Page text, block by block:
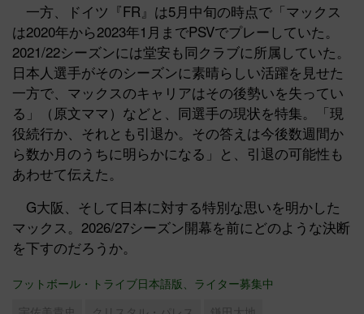
一方、ドイツ『FR』は5月中旬の時点で「マックス
は2020年から2023年1月までPSVでプレーしていた。
2021/22シーズンには堂安も同クラブに所属していた。
日本人選手がそのシーズンに素晴らしい活躍を見せた
一方で、マックスのキャリアはその後勢いを失ってい
る」（原文ママ）などと、同選手の現状を特集。「現
役続行か、それとも引退か。その答えは今後数週間か
ら数か月のうちに明らかになる」と、引退の可能性も
あわせて伝えた。
G大阪、そして日本に対する特別な思いを明かした
マックス。2026/27シーズン開幕を前にどのような決断
を下すのだろうか。
フットボール・トライブ日本語版、ライター募集中